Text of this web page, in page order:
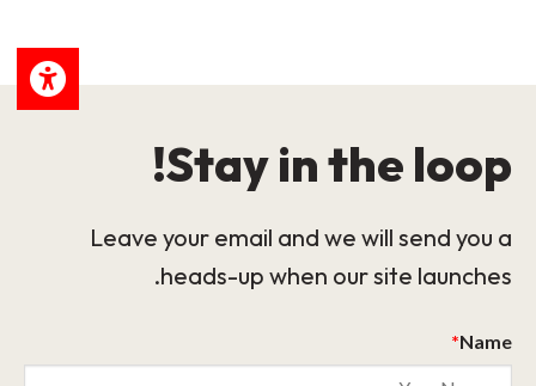
Stay in the loop!
Leave your email and we will send you a
heads-up when our site launches.
Name
*